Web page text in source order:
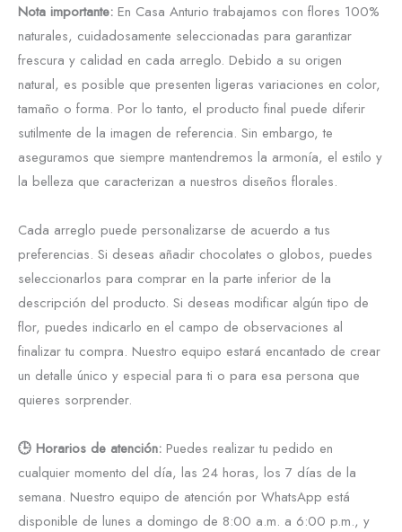
Nota importante: En Casa Anturio trabajamos con flores 100%
naturales, cuidadosamente seleccionadas para garantizar
frescura y calidad en cada arreglo. Debido a su origen
natural, es posible que presenten ligeras variaciones en color,
tamaño o forma. Por lo tanto, el producto final puede diferir
sutilmente de la imagen de referencia. Sin embargo, te
aseguramos que siempre mantendremos la armonía, el estilo y
la belleza que caracterizan a nuestros diseños florales.
Cada arreglo puede personalizarse de acuerdo a tus
preferencias. Si deseas añadir chocolates o globos, puedes
seleccionarlos para comprar en la parte inferior de la
descripción del producto. Si deseas modificar algún tipo de
flor, puedes indicarlo en el campo de observaciones al
finalizar tu compra. Nuestro equipo estará encantado de crear
un detalle único y especial para ti o para esa persona que
quieres sorprender.
🕒 Horarios de atención: Puedes realizar tu pedido en
cualquier momento del día, las 24 horas, los 7 días de la
semana. Nuestro equipo de atención por WhatsApp está
disponible de lunes a domingo de 8:00 a.m. a 6:00 p.m., y